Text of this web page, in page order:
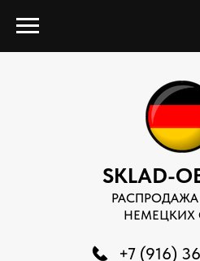
SKLAD-
НЕМЕЦКИХ
+7 (916)